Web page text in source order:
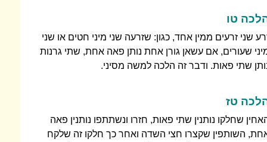
טו
שני זרעים ממין אחד, כגון: שזרעה שני מיני חטים או שני
שעורים, אם עשאן גורן אחת נותן פאה אחת, שתי גרנות
שתי פאות. ודבר זה הלכה למשה מסיני.
טז
שחלקו נותנין שתי פאות, חזרו ונשתתפו נותנין פאה
השותפין שקצרו חצי השדה ואחר כך חלקו זה שלקח